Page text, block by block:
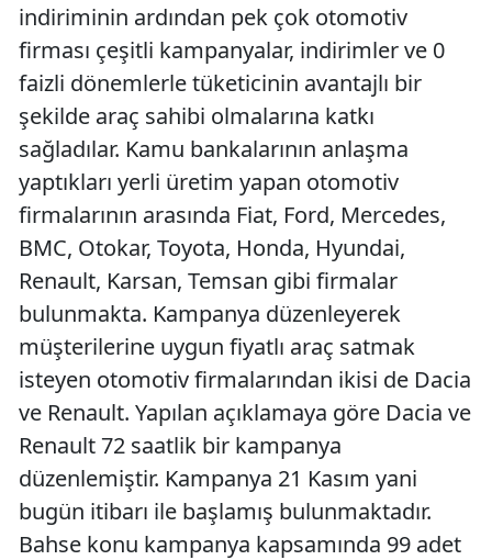
indiriminin ardından pek çok otomotiv
firması çeşitli kampanyalar, indirimler ve 0
faizli dönemlerle tüketicinin avantajlı bir
şekilde araç sahibi olmalarına katkı
sağladılar. Kamu bankalarının anlaşma
yaptıkları yerli üretim yapan otomotiv
firmalarının arasında Fiat, Ford, Mercedes,
BMC, Otokar, Toyota, Honda, Hyundai,
Renault, Karsan, Temsan gibi firmalar
bulunmakta. Kampanya düzenleyerek
müşterilerine uygun fiyatlı araç satmak
isteyen otomotiv firmalarından ikisi de Dacia
ve Renault. Yapılan açıklamaya göre Dacia ve
Renault 72 saatlik bir kampanya
düzenlemiştir. Kampanya 21 Kasım yani
bugün itibarı ile başlamış bulunmaktadır.
Bahse konu kampanya kapsamında 99 adet